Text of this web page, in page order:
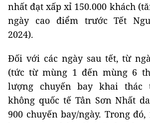
nhất đạt xấp xỉ 150.000 khách
ngày cao điểm trước Tết
2024).
Đối với các ngày sau tết, từ
(tức từ mùng 1 đến mùng 6
lượng chuyến bay khai thác
không quốc tế Tân Sơn Nhất
900 chuyến bay/ngày. Trong đó,